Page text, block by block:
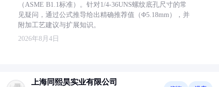
（ASME B1.1标准）。针对1/4-36UNS螺纹底孔尺寸的常
见疑问，通过公式推导给出精确推荐值（Φ5.18mm），并
附加工艺建议与扩展知识。
2026年8月4日
上海同熙昊实业有限公司